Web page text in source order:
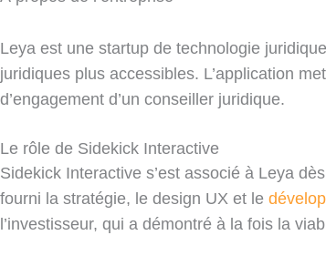
Leya est une startup de technologie
juridiques plus accessibles. L’application
d’engagement d’un conseiller juridique.
Le rôle de Sidekick Interactive
Sidekick Interactive s’est associé à Leya
fourni la stratégie, le design UX et le
l’investisseur, qui a démontré à la fois la